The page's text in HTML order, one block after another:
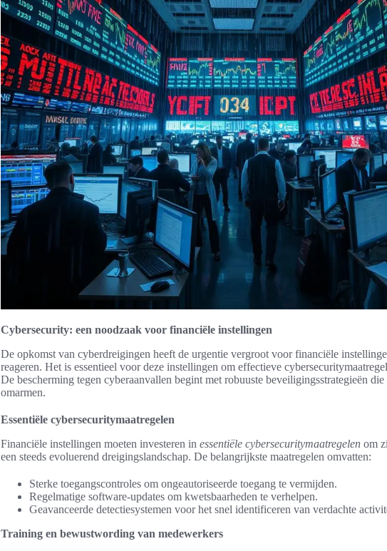
Cybersecurity: een noodzaak voor financiële instellingen
De opkomst van cyberdreigingen heeft de urgentie vergroot voor financiële
reageren. Het is essentieel voor deze instellingen om effectieve
De bescherming tegen cyberaanvallen begint met robuuste beveiligingsstrategieën
omarmen.
Essentiële cybersecuritymaatregelen
Financiële instellingen moeten investeren in essentiële cybersecuritymaatregelen om
een steeds evoluerend dreigingslandschap. De belangrijkste maatregelen omvatten:
Sterke toegangscontroles om ongeautoriseerde toegang te vermijden.
Regelmatige software-updates om kwetsbaarheden te verhelpen.
Geavanceerde detectiesystemen voor het snel identificeren van verdachte
Training en bewustwording van medewerkers